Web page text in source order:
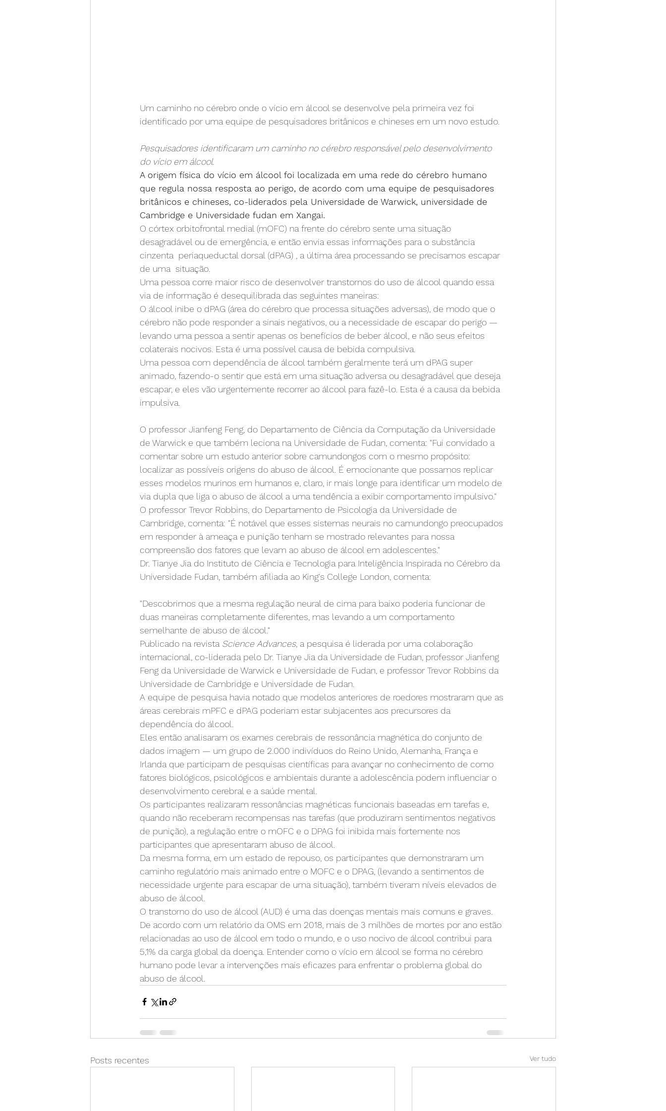
Um caminho no cérebro onde o vício em álcool se desenvolve pela primeira vez foi
identificado por uma equipe de pesquisadores britânicos e chineses em um novo estudo.
Pesquisadores identificaram um caminho no cérebro responsável pelo desenvolvimento
do vício em álcool.
A origem física do vício em álcool foi localizada em uma rede do cérebro humano
que regula nossa resposta ao perigo, de acordo com uma equipe de pesquisadores
britânicos e chineses, co-liderados pela Universidade de Warwick, universidade de
Cambridge e Universidade fudan em Xangai.
O córtex orbitofrontal medial (mOFC) na frente do cérebro sente uma situação
desagradável ou de emergência, e então envia essas informações para o substância
cinzenta  periaqueductal dorsal (dPAG) , a última área processando se precisamos escapar
de uma  situação.
Uma pessoa corre maior risco de desenvolver transtornos do uso de álcool quando essa
via de informação é desequilibrada das seguintes maneiras:
O álcool inibe o dPAG (área do cérebro que processa situações adversas), de modo que o
cérebro não pode responder a sinais negativos, ou a necessidade de escapar do perigo —
levando uma pessoa a sentir apenas os benefícios de beber álcool, e não seus efeitos
colaterais nocivos. Esta é uma possível causa de bebida compulsiva.
Uma pessoa com dependência de álcool também geralmente terá um dPAG super
animado, fazendo-o sentir que está em uma situação adversa ou desagradável que deseja
escapar, e eles vão urgentemente recorrer ao álcool para fazê-lo. Esta é a causa da bebida
impulsiva.
O professor Jianfeng Feng, do Departamento de Ciência da Computação da Universidade
de Warwick e que também leciona na Universidade de Fudan, comenta: "Fui convidado a
comentar sobre um estudo anterior sobre camundongos com o mesmo propósito:
localizar as possíveis origens do abuso de álcool. É emocionante que possamos replicar
esses modelos murinos em humanos e, claro, ir mais longe para identificar um modelo de
via dupla que liga o abuso de álcool a uma tendência a exibir comportamento impulsivo."
O professor Trevor Robbins, do Departamento de Psicologia da Universidade de
Cambridge, comenta: "É notável que esses sistemas neurais no camundongo preocupados
em responder à ameaça e punição tenham se mostrado relevantes para nossa
compreensão dos fatores que levam ao abuso de álcool em adolescentes."
Dr. Tianye Jia do Instituto de Ciência e Tecnologia para Inteligência Inspirada no Cérebro da
Universidade Fudan, também afiliada ao King's College London, comenta:
"Descobrimos que a mesma regulação neural de cima para baixo poderia funcionar de
duas maneiras completamente diferentes, mas levando a um comportamento
semelhante de abuso de álcool."
Publicado na revista Science Advances, a pesquisa é liderada por uma colaboração
internacional, co-liderada pelo Dr. Tianye Jia da Universidade de Fudan, professor Jianfeng
Feng da Universidade de Warwick e Universidade de Fudan, e professor Trevor Robbins da
Universidade de Cambridge e Universidade de Fudan.
A equipe de pesquisa havia notado que modelos anteriores de roedores mostraram que as
áreas cerebrais mPFC e dPAG poderiam estar subjacentes aos precursores da
dependência do álcool.
Eles então analisaram os exames cerebrais de ressonância magnética do conjunto de
dados imagem — um grupo de 2.000 indivíduos do Reino Unido, Alemanha, França e
Irlanda que participam de pesquisas científicas para avançar no conhecimento de como
fatores biológicos, psicológicos e ambientais durante a adolescência podem influenciar o
desenvolvimento cerebral e a saúde mental.
Os participantes realizaram ressonâncias magnéticas funcionais baseadas em tarefas e,
quando não receberam recompensas nas tarefas (que produziram sentimentos negativos
de punição), a regulação entre o mOFC e o DPAG foi inibida mais fortemente nos
participantes que apresentaram abuso de álcool.
Da mesma forma, em um estado de repouso, os participantes que demonstraram um
caminho regulatório mais animado entre o MOFC e o DPAG, (levando a sentimentos de
necessidade urgente para escapar de uma situação), também tiveram níveis elevados de
abuso de álcool.
O transtorno do uso de álcool (AUD) é uma das doenças mentais mais comuns e graves.
De acordo com um relatório da OMS em 2018, mais de 3 milhões de mortes por ano estão
relacionadas ao uso de álcool em todo o mundo, e o uso nocivo de álcool contribui para
5,1% da carga global da doença. Entender como o vício em álcool se forma no cérebro
humano pode levar a intervenções mais eficazes para enfrentar o problema global do
abuso de álcool.
Posts recentes Ver tudo